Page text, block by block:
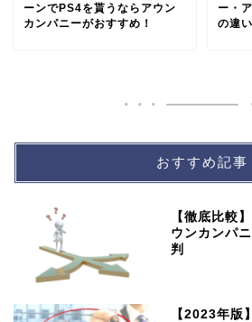
ーンでPS4を貰うならアウン
カンパニーがおすすめ！
ー・
の違
おすすめ記事
【徹底比較
ウンカンパ
判
【2023年版